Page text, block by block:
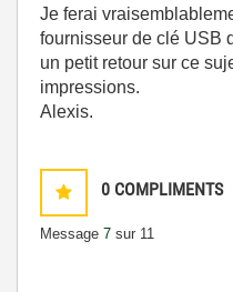
Je ferai
fournisseur de clé USB
un petit retour sur ce
impressions.
Alexis.
0 COMPLIMENTS
Message 7 sur 11